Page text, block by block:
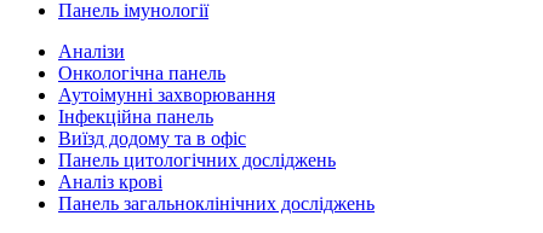
Панель імунології
Аналізи
Онкологічна панель
Аутоімунні захворювання
Інфекційна панель
Виїзд додому та в офіс
Панель цитологічних досліджень
Аналіз крові
Панель загальноклінічних досліджень